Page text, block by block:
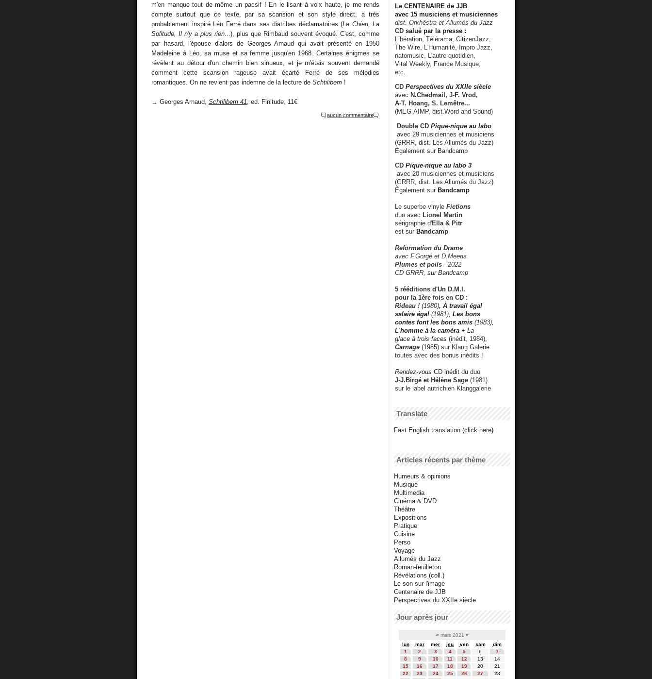
m'en manque tout de même un pacsif ! En le lisant à voix haute, je me rends
compte surtout que ce texte, par sa scansion et son style direct, a très
probablement inspiré
Léo Ferrédans ses diatribes déclamatoires (Le Chien, La
Solitude, Il n'y a plus rien ...), plus que Rimbaud souvent évoqué. C'est, comme
par hasard, l'épouse d'alors de Georges Arnaud qui avait présenté en 1950
Madeleine à Léo, sa muse et sa femme jusqu'en 1968. Certaines énigmes se
révèlent au détour d'un chemin bien sinueux, et je m'étais souvent demandé
comment cette scansion rageuse avait écarté Ferré de ses mélodies
romantiques. On ne revient pas indemne de la lecture de Schtilibem !
→ Georges Arnaud, Schtilibem 41 , ed. Finitude, 11€
aucun commentaire
Le CENTENAIRE de JJB
avec 15 musiciens et musiciennes
dist. Orkhêstra et Allumés du Jazz
CD salué par la presse :
Libération, Télérama, CitizenJazz,
The Wire, L'Humanité, Impro Jazz,
natomusic, L'autre quotidien,
Vital Weekly, France Musique,
etc.
CD Perspectives du XXIIe siècle
avec N.Chedmail, J-F. Vrod,
A-T. Hoang, S. Lemêtre...
(MEG-AIMP, dist.Word and Sound)
Double CD Pique-nique au labo
avec 29 musiciennes et musiciens
(GRRR, dist. Les Allumés du Jazz)
Également sur Bandcamp
CD Pique-nique au labo 3
avec 20 musiciennes et musiciens
(GRRR, dist. Les Allumés du Jazz)
Également sur Bandcamp
Le superbe vinyle Fictions
duo avec Lionel Martin
sérigraphie d'Ella & Pitr
est sur Bandcamp
Reformation du Drame
avec F.Gorgé et D.Meens
Plumes et poils - 2022
CD GRRR, sur Bandcamp
5 rééditions d'Un D.M.I.
pour la 1ère fois en CD :
Rideau ! (1980), À travail égal
salaire égal (1981), Les bons
contes font les bons amis (1983),
L'homme à la caméra + La
glace à trois faces (inédit, 1984),
Carnage (1985) sur Klang Galerie
toutes avec des bonus inédits !
Rendez-vous CD inédit du duo
J-J.Birgé et Hélène Sage (1981)
sur le label autrichien Klanggalerie
Translate
Fast English translation (click here)
Articles récents par thème
Humeurs & opinions
Musique
Multimedia
Cinéma & DVD
Théâtre
Expositions
Pratique
Cuisine
Perso
Voyage
Allumés du Jazz
Roman-feuilleton
Révélations (coll.)
Le son sur l'image
Centenaire de JJB
Perspectives du XXIIe siècle
Jour après jour
« mars 2021 »
lun
mar mer jeu ven sam
dim
1
2 3 4 5 6
7
8
9 10 11 12 13
14
15
16 17 18 19 20
21
22
23 24 25 26 27
28